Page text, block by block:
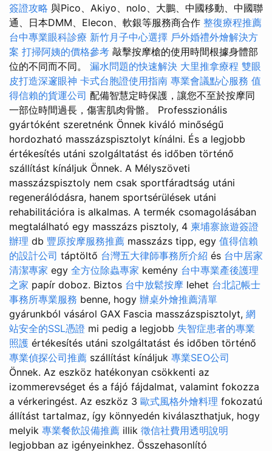
簽證攻略 與Pico、Akiyo、nolo、大鵬、中國移動、中國聯
通、日本DMM、Elecon、軟銀等服務商合作 整復療程推薦
台中專業眼科診療 新竹月子中心選擇 戶外婚禮外燴解決方
案 打掃阿姨的價格參考 敲擊按摩槍的使用時間根據身體部
位的不同而不同。 漏水問題的快速解決 大里推拿療程 雙眼
皮打造深邃眼神 卡式台胞證使用指南 專業會議點心服務 值
得信賴的貨運公司 配備智慧定時保護，讓您不至於按摩同
一部位時間過長，傷害肌肉骨骼。 Professzionális
gyártóként szeretnénk Önnek kiváló minőségű
hordozható masszázspisztolyt kínálni. És a legjobb
értékesítés utáni szolgáltatást és időben történő
szállítást kínáljuk Önnek. A Mélyszöveti
masszázspisztoly nem csak sportfáradtság utáni
regenerálódásra, hanem sportsérülések utáni
rehabilitációra is alkalmas. A termék csomagolásában
megtalálható egy masszázs pisztoly, 4 柬埔寨旅遊簽證
辦理 db 豐原按摩服務推薦 masszázs tipp, egy 值得信賴
的設計公司 táptöltő 台灣五大律師事務所介紹 és 台中居家
清潔專家 egy 全方位除蟲專家 kemény 台中專業產後護理
之家 papír doboz. Biztos 台中放鬆按摩 lehet 台北記帳士
事務所專業服務 benne, hogy 辦桌外燴推薦清單
gyárunkból vásárol GAX Fascia masszázspisztolyt, 網
站安全的SSL憑證 mi pedig a legjobb 失智症患者的專業
照護 értékesítés utáni szolgáltatást és időben történő
專業偵探公司推薦 szállítást kínáljuk 專業SEO公司
Önnek. Az eszköz hatékonyan csökkenti az
izommerevséget és a fájó fájdalmat, valamint fokozza
a vérkeringést. Az eszköz 3 歐式風格外燴料理 fokozatú
állítást tartalmaz, így könnyedén kiválaszthatjuk, hogy
melyik 專業餐飲設備推薦 illik 徵信社費用透明說明
legjobban az igényeinkhez. Összehasonlító